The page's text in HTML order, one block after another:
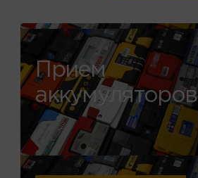
Прием
аккумуляторов